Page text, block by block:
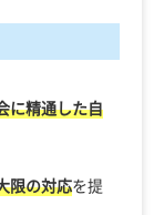
に精通した自
限の対応を提